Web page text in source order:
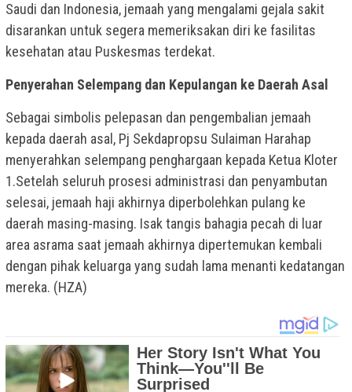
Saudi dan Indonesia, jemaah yang mengalami gejala sakit
disarankan untuk segera memeriksakan diri ke fasilitas
kesehatan atau Puskesmas terdekat.
Penyerahan Selempang dan Kepulangan ke Daerah Asal
Sebagai simbolis pelepasan dan pengembalian jemaah
kepada daerah asal, Pj Sekdapropsu Sulaiman Harahap
menyerahkan selempang penghargaan kepada Ketua Kloter
1.Setelah seluruh prosesi administrasi dan penyambutan
selesai, jemaah haji akhirnya diperbolehkan pulang ke
daerah masing-masing. Isak tangis bahagia pecah di luar
area asrama saat jemaah akhirnya dipertemukan kembali
dengan pihak keluarga yang sudah lama menanti kedatangan
mereka. (HZA)